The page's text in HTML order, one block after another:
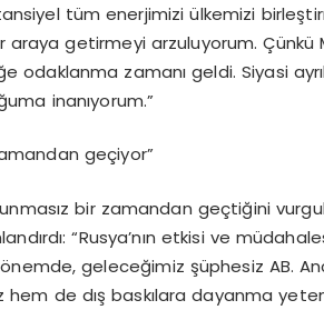
tüm enerjimizi ülkemizi
getirmeyi arzuluyorum. Çünkü
odaklanma zamanı geldi. Siyasi
inanıyorum.”
geçiyor”
bir zamandan geçtiğini
“Rusya’nın etkisi ve
dönemde, geleceğimiz şüphesiz AB.
hem de dış baskılara dayanma